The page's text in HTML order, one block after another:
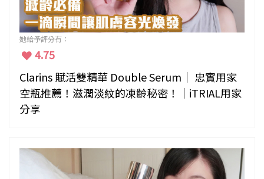
她給予評分有：
4.75
Clarins 賦活雙精華 Double Serum｜ 忠實用家
空瓶推薦！滋潤淡紋的凍齡秘密！｜iTRIAL用家
分享